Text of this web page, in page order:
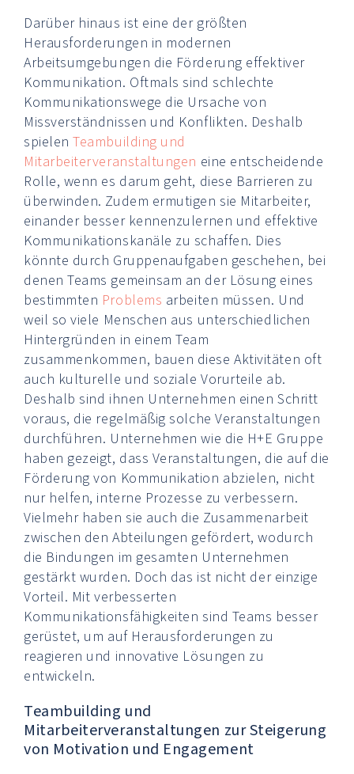
Darüber hinaus ist eine der größten
Herausforderungen in modernen
Arbeitsumgebungen die Förderung effektiver
Kommunikation. Oftmals sind schlechte
Kommunikationswege die Ursache von
Missverständnissen und Konflikten. Deshalb
spielenTeambuilding und
Mitarbeiterveranstaltungen eine entscheidende
Rolle, wenn es darum geht, diese Barrieren zu
überwinden. Zudem ermutigen sie Mitarbeiter,
einander besser kennenzulernen und effektive
Kommunikationskanäle zu schaffen. Dies
könnte durch Gruppenaufgaben geschehen, bei
denen Teams gemeinsam an der Lösung eines
bestimmten Problems arbeiten müssen. Und
weil so viele Menschen aus unterschiedlichen
Hintergründen in einem Team
zusammenkommen, bauen diese Aktivitäten oft
auch kulturelle und soziale Vorurteile ab.
Deshalb sind ihnen Unternehmen einen Schritt
voraus, die regelmäßig solche Veranstaltungen
durchführen. Unternehmen wie die H+E Gruppe
haben gezeigt, dass Veranstaltungen, die auf die
Förderung von Kommunikation abzielen, nicht
nur helfen, interne Prozesse zu verbessern.
Vielmehr haben sie auch die Zusammenarbeit
zwischen den Abteilungen gefördert, wodurch
die Bindungen im gesamten Unternehmen
gestärkt wurden. Doch das ist nicht der einzige
Vorteil. Mit verbesserten
Kommunikationsfähigkeiten sind Teams besser
gerüstet, um auf Herausforderungen zu
reagieren und innovative Lösungen zu
entwickeln.
Teambuilding und
Mitarbeiterveranstaltungen zur Steigerung
von Motivation und Engagement